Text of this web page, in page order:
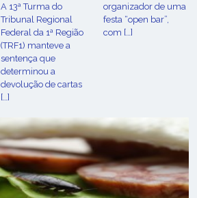
A 13ª Turma do
Tribunal Regional
Federal da 1ª Região
(TRF1) manteve a
sentença que
determinou a
devolução de cartas
[…]
organizador de uma
festa “open bar”,
com […]